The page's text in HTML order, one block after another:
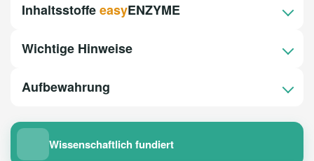
InhaltsstoffeeasyENZYME
Wichtige Hinweise
Aufbewahrung
Wissenschaftlich fundiert